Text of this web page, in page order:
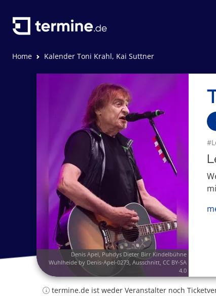
Home Kalender Toni Krahl, Kai Suttner
Denis Apel, Puhdys Dieter Birr Kindelbühne
Wuhlheide by Denis-Apel-0273, Ausschnitt, CC BY-SA
4.0
termine.de ist weder Veranstalter noch